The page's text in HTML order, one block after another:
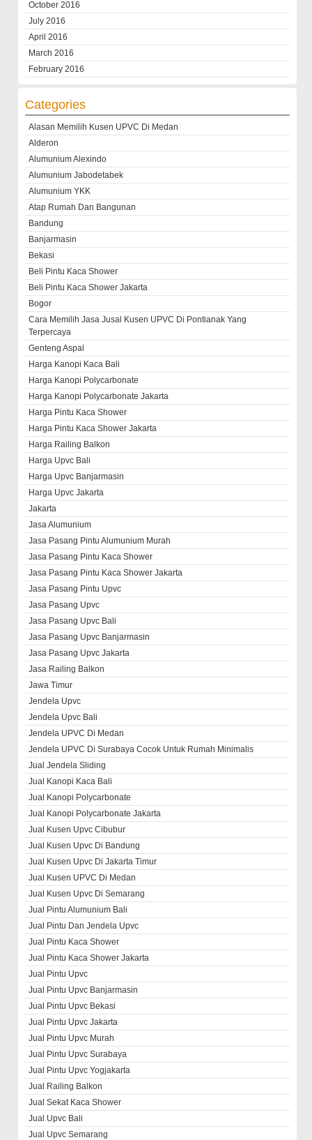
October 2016
July 2016
April 2016
March 2016
February 2016
Categories
Alasan Memilih Kusen UPVC Di Medan
Alderon
Alumunium Alexindo
Alumunium Jabodetabek
Alumunium YKK
Atap Rumah Dan Bangunan
Bandung
Banjarmasin
Bekasi
Beli Pintu Kaca Shower
Beli Pintu Kaca Shower Jakarta
Bogor
Cara Memilih Jasa Jusal Kusen UPVC Di Pontianak Yang
Terpercaya
Genteng Aspal
Harga Kanopi Kaca Bali
Harga Kanopi Polycarbonate
Harga Kanopi Polycarbonate Jakarta
Harga Pintu Kaca Shower
Harga Pintu Kaca Shower Jakarta
Harga Railing Balkon
Harga Upvc Bali
Harga Upvc Banjarmasin
Harga Upvc Jakarta
Jakarta
Jasa Alumunium
Jasa Pasang Pintu Alumunium Murah
Jasa Pasang Pintu Kaca Shower
Jasa Pasang Pintu Kaca Shower Jakarta
Jasa Pasang Pintu Upvc
Jasa Pasang Upvc
Jasa Pasang Upvc Bali
Jasa Pasang Upvc Banjarmasin
Jasa Pasang Upvc Jakarta
Jasa Railing Balkon
Jawa Timur
Jendela Upvc
Jendela Upvc Bali
Jendela UPVC Di Medan
Jendela UPVC Di Surabaya Cocok Untuk Rumah Minimalis
Jual Jendela Sliding
Jual Kanopi Kaca Bali
Jual Kanopi Polycarbonate
Jual Kanopi Polycarbonate Jakarta
Jual Kusen Upvc Cibubur
Jual Kusen Upvc Di Bandung
Jual Kusen Upvc Di Jakarta Timur
Jual Kusen UPVC Di Medan
Jual Kusen Upvc Di Semarang
Jual Pintu Alumunium Bali
Jual Pintu Dan Jendela Upvc
Jual Pintu Kaca Shower
Jual Pintu Kaca Shower Jakarta
Jual Pintu Upvc
Jual Pintu Upvc Banjarmasin
Jual Pintu Upvc Bekasi
Jual Pintu Upvc Jakarta
Jual Pintu Upvc Murah
Jual Pintu Upvc Surabaya
Jual Pintu Upvc Yogjakarta
Jual Railing Balkon
Jual Sekat Kaca Shower
Jual Upvc Bali
Jual Upvc Semarang